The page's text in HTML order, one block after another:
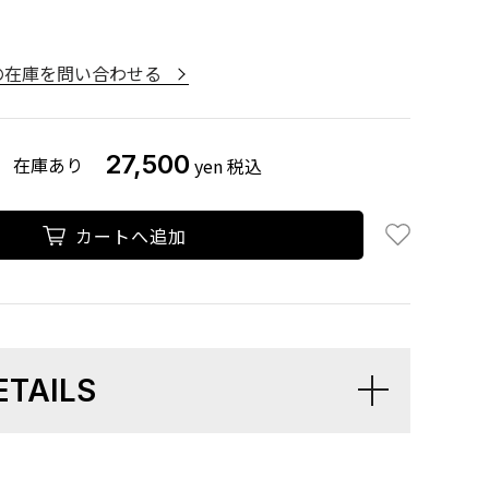
庫を問い合わせる
在庫あり 27,500 yen税込
カートへ追加